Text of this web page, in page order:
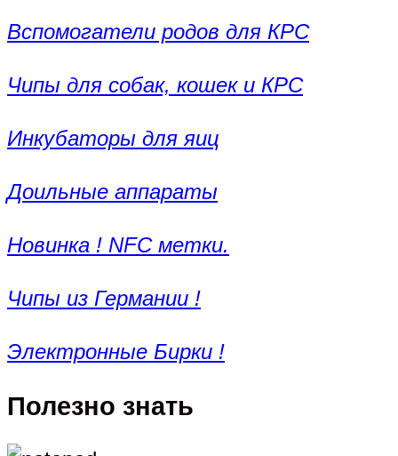
Вспомогатели родов для КРС
Чипы для собак, кошек и КРС
Инкубаторы для яиц
Доильные аппараты
Новинка ! NFC метки.
Чипы из Германии !
Электронные Бирки !
Полезно знать